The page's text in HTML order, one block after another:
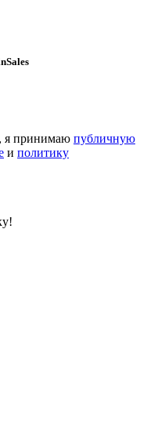
я принимаю публичную
и политику